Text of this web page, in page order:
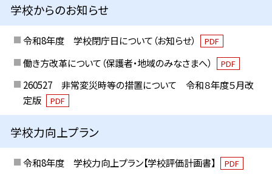
学校からのお知らせ
令和8年度 学校閉庁日について（お知らせ） PDF
働き方改革について（保護者・地域のみなさまへ） PDF
260527 非常変災時等の措置について 令和８年度５月改
定版
PDF
学校力向上プラン
令和8年度 学校力向上プラン【学校評価計画書】 PDF